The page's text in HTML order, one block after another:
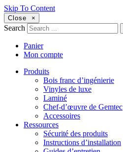
Skip To Content
Close ×
Search
Panier
Mon compte
Produits
Bois franc d’ingénierie
Vinyles de luxe
Laminé
Chef-d’œuvre de Gemtec
Accessoires
Ressources
Sécurité des produits
Instructions d’installation